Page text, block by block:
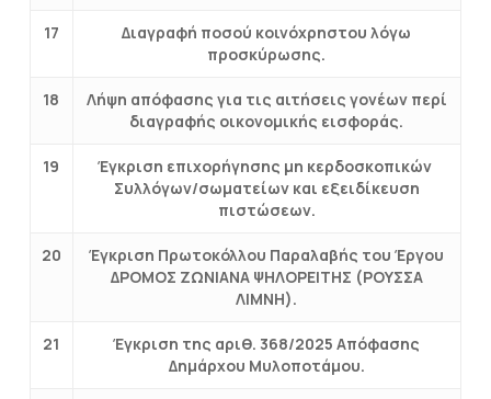
17
Διαγραφή ποσού κοινόχρηστου λόγω
προσκύρωσης.
18
Λήψη απόφασης για τις αιτήσεις γονέων περί
διαγραφής οικονομικής εισφοράς.
19
Έγκριση επιχορήγησης μη κερδοσκοπικών
Συλλόγων/σωματείων και εξειδίκευση
πιστώσεων.
20
Έγκριση Πρωτοκόλλου Παραλαβής του Έργου
ΔΡΟΜΟΣ ΖΩΝΙΑΝΑ ΨΗΛΟΡΕΙΤΗΣ (ΡΟΥΣΣΑ
ΛΙΜΝΗ).
21
Έγκριση της αριθ. 368/2025 Απόφασης
Δημάρχου Μυλοποτάμου.